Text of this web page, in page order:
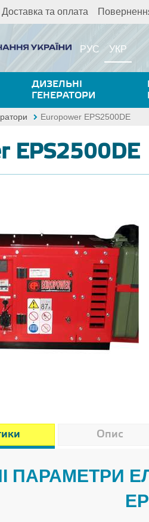
Доставка та оплата
РУС УКР
ДИЗЕЛЬНІ
ГЕНЕРАТОРИ
Europower EPS2500DE
EPS2500DE
Опис
ПАРАМЕТРИ